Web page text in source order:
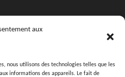
aux
nous utilisons des technologies telles que les
informations des appareils. Le fait de